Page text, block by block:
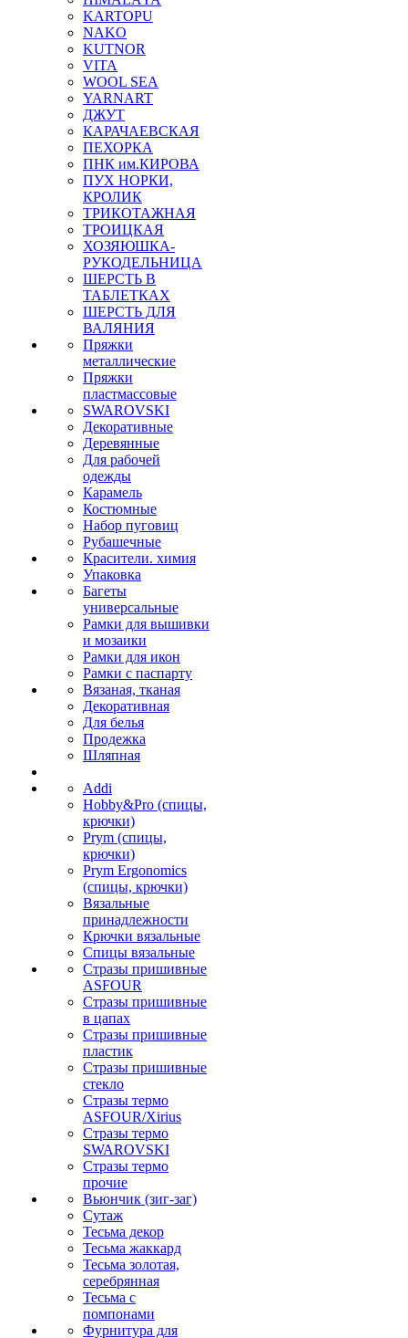
KARTOPU
NAKO
KUTNOR
VITA
WOOL SEA
YARNART
ДЖУТ
КАРАЧАЕВСКАЯ
ПЕХОРКА
ПНК им.КИРОВА
ПУХ НОРКИ,
КРОЛИК
ТРИКОТАЖНАЯ
ТРОИЦКАЯ
ХОЗЯЮШКА-
РУКОДЕЛЬНИЦА
ШЕРСТЬ В
ТАБЛЕТКАХ
ШЕРСТЬ ДЛЯ
ВАЛЯНИЯ
Пряжки
металлические
Пряжки
пластмассовые
SWAROVSKI
Декоративные
Деревянные
Для рабочей
одежды
Карамель
Костюмные
Набор пуговиц
Рубашечные
Красители. химия
Упаковка
Багеты
универсальные
Рамки для вышивки
и мозаики
Рамки для икон
Рамки с паспарту
Вязаная, тканая
Декоративная
Для белья
Продежка
Шляпная
Addi
Hobby&Pro (спицы,
крючки)
Prym (спицы,
крючки)
Prym Ergonomics
(спицы, крючки)
Вязальные
принадлежности
Крючки вязальные
Спицы вязальные
Стразы пришивные
ASFOUR
Стразы пришивные
в цапах
Стразы пришивные
пластик
Стразы пришивные
стекло
Стразы термо
ASFOUR/Xirius
Стразы термо
SWAROVSKI
Стразы термо
прочие
Вьюнчик (зиг-заг)
Сутаж
Тесьма декор
Тесьма жаккард
Тесьма золотая,
серебрянная
Тесьма с
помпонами
Фурнитура для